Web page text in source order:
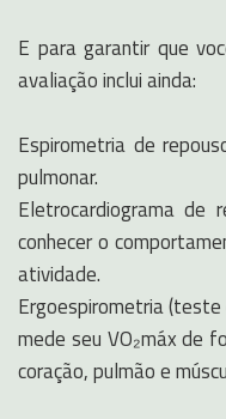
E para garantir que
avaliação inclui ainda:
Espirometria de
pulmonar.
Eletrocardiograma
conhecer o
atividade.
Ergoespirometria
mede seu VO₂máx de
coração, pulmão e